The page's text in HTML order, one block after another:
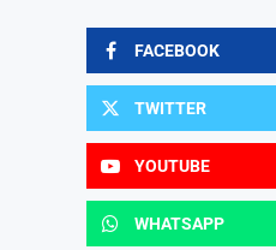
FACEBOOK
TWITTER
YOUTUBE
WHATSAPP